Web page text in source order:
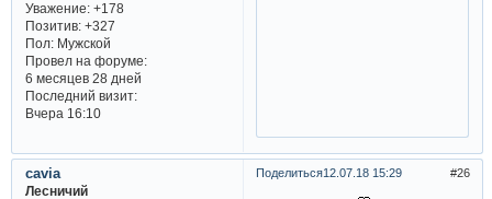
Уважение: +178
Позитив: +327
Пол:Мужской
Провел на форуме:
6 месяцев 28 дней
Последний визит:
Вчера 16:10
Поделиться 26
12.07.18 15:29
cavia
Лесничий